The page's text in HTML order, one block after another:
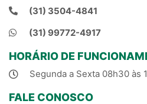
(31) 3504-4841
(31) 99772-4917
HORÁRIO DE
Segunda a Sexta 08h30 às
FALE CONOSCO